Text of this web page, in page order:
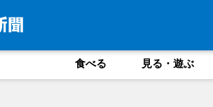
食べる 見る・遊ぶ